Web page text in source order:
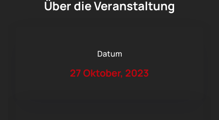
Über die Veranstaltung
Datum
27 Oktober, 2023